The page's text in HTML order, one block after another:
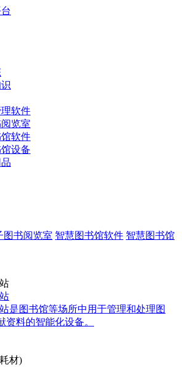
软件
览室
软件
设备
图书阅览室 智慧图书馆软件 智慧图书馆
是图书馆等场所中用于管理和处理图
资料的智能化设备。
材)